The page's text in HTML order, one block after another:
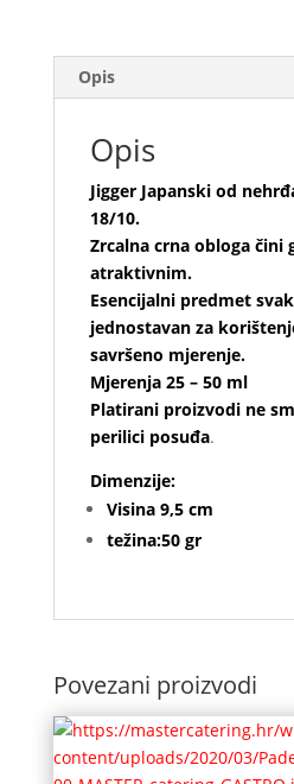
Opis
Opis
Jigger Japanski od
18/10.
Zrcalna crna obloga čini
atraktivnim.
Esencijalni predmet
jednostavan za
savršeno mjerenje.
Mjerenja 25 – 50 ml
Platirani proizvodi ne
perilici posuđa.
Dimenzije:
Visina 9,5 cm
težina:50 gr
Povezani proizvodi